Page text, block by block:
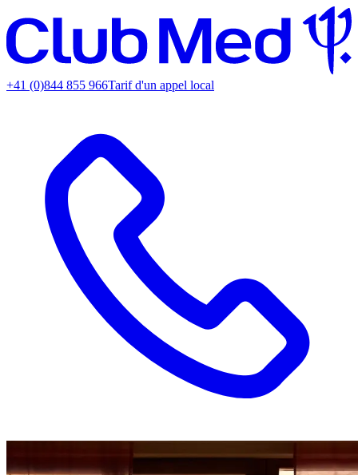
+41 (0)844 855 966Tarif d'un appel local